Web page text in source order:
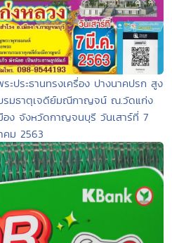
ประธานทรงเครื่อง ปางนาคปรก สูง
บรมธาตุเจดีย์มณีกาญจน์ ณ.วัดแก่ง
อง จังหวัดกาญจนบุรี วันเสาร์ที่ 7
คม 2563